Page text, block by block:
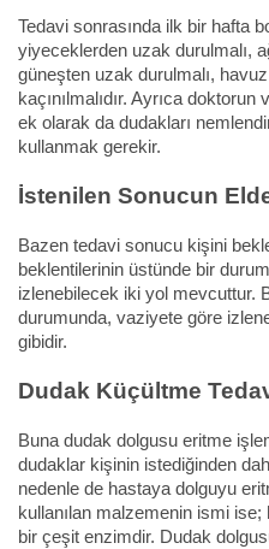
Tedavi sonrasında ilk bir hafta
yiyeceklerden uzak durulmalı,
güneşten uzak durulmalı,
kaçınılmalıdır. Ayrıca
ek olarak da dudakları
kullanmak gerekir.
İstenilen Sonucun
Bazen tedavi sonucu kişini
beklentilerinin üstünde bir
izlenebilecek iki yol mevcuttur.
durumunda, vaziyete göre
gibidir.
Dudak Küçültme
Buna dudak dolgusu eritme
dudaklar kişinin istediğinden
nedenle de hastaya dolguyu
kullanılan malzemenin ismi
bir çeşit enzimdir. Dudak